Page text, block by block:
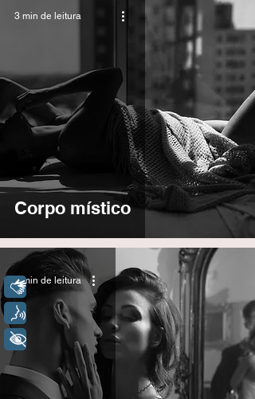
Corpo místico
3 min de leitura
2 min de leitura
Libras
Voz
+ Acessibilidade